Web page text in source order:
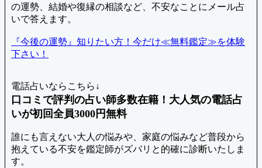
の運勢、結婚や復縁の相談など、不安なことにメール占
いで答えます。
『今後の運勢』知りたい方！今だけ≪無料鑑定≫を体験
下さい！
電話占いならこちら↓
口コミで評判の占い師多数在籍！大人気の電話占
いが初回全員3000円無料
誰にも言えない大人の悩みや、家庭の悩みなど普段から
抱えている不安を鑑定師がズバリと的確に診断いたしま
す。